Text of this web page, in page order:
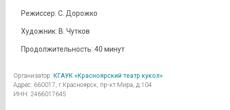
Режиссер: С. Дорожко
Художник: В. Чутков
Продолжительность: 40 минут
Организатор: КГАУК «Красноярский театр кукол»
Адрес: 660017, г.Красноярск, пр-кт.Мира, д.104
ИНН: 2466017645